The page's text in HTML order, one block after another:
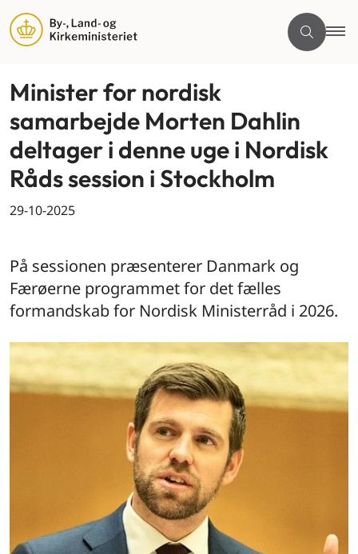
Minister for nordisk
samarbejde Morten Dahlin
deltager i denne uge i Nordisk
Råds session i Stockholm
29-10-2025
På sessionen præsenterer Danmark og
Færøerne programmet for det fælles
formandskab for Nordisk Ministerråd i 2026.